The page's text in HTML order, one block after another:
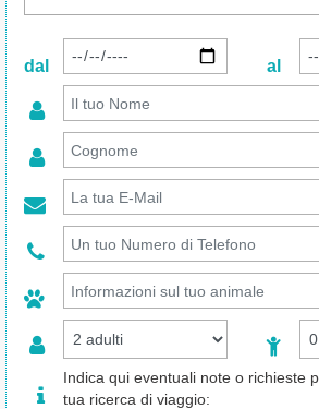
dal al
Indica qui eventuali note o richieste
tua ricerca di viaggio: